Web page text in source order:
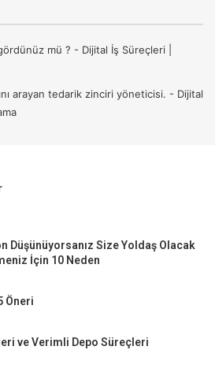
gördünüz mü ? - Dijital İş Süreçleri |
arayan tedarik zinciri yöneticisi. - Dijital
Düşünüyorsanız Size Yoldaş Olacak
İçin 10 Neden
Öneri
ve Verimli Depo Süreçleri